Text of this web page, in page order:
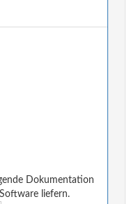
Dokumentation
liefern.